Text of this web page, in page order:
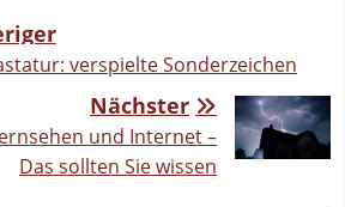
verspielte Sonderzeichen
Nächster
und Internet –
Das sollten Sie wissen